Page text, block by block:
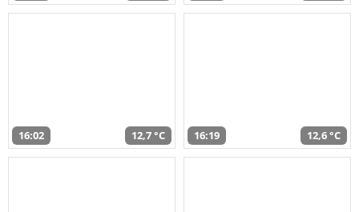
16:02 12,7 °C 16:19 12,6 °C